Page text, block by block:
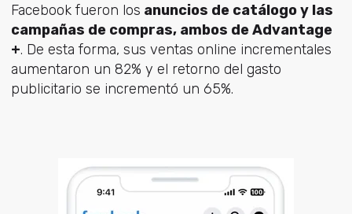
Facebook fueron los anuncios de catálogo y las
campañas de compras, ambos de Advantage
+. De esta forma, sus ventas online incrementales
aumentaron un 82% y el retorno del gasto
publicitario se incrementó un 65%.